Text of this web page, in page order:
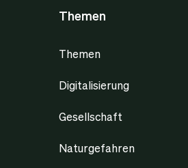
Themen
Themen
Digitalisierung
Gesellschaft
Naturgefahren